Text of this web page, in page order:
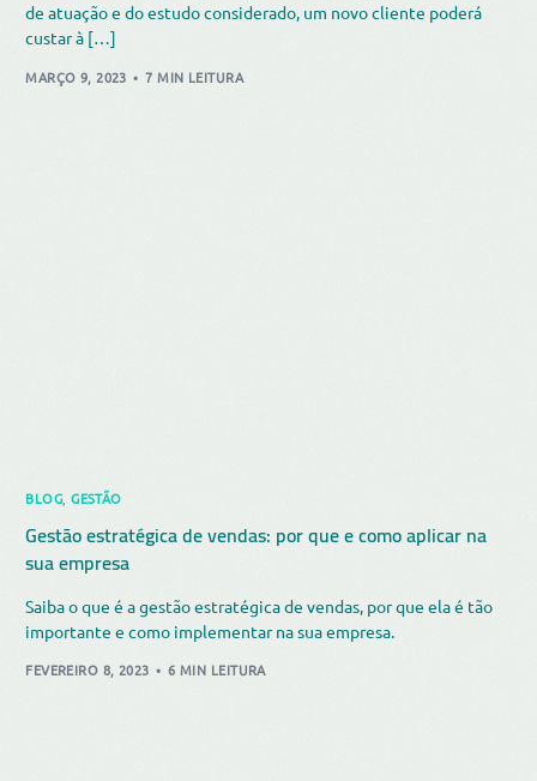
de atuação e do estudo considerado, um novo cliente poderá
custar à […]
MARÇO 9, 2023 7 MIN LEITURA
BLOG,GESTÃO
Gestão estratégica de vendas: por que e como aplicar na
sua empresa
Saiba o que é a gestão estratégica de vendas, por que ela é tão
importante e como implementar na sua empresa.
FEVEREIRO 8, 2023 6 MIN LEITURA